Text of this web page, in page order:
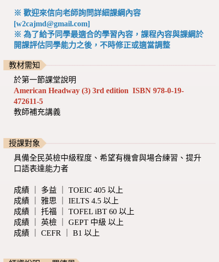
※ 歡迎來信向老師詢問詳細課綱內容
[w2cajmd@gmail.com]
※ 為了給予同學最適合的學習內容，課程內容與課綱於
開課評估同學能力之後，不時修正或適當調整
教材需知
於第一節課堂說明
American Headway (3) 3rd edition ISBN 978-0-19-
472611-5
教師補充講義
授課對象
具備全民英檢中級程度、希望有機會與場合練習、提升
口語表達能力者
成績 ｜ 多益 ｜ TOEIC 405 以上
成績 ｜ 雅思 ｜ IELTS 4.5 以上
成績 ｜ 托福 ｜ TOFEL iBT 60 以上
成績 ｜ 英檢 ｜ GEPT 中級 以上
成績 ｜ CEFR ｜ B1 以上